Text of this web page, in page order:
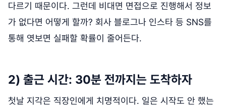
다르기 때문이다. 그런데 비대면 면접으로 진행해서 정보
가 없다면 어떻게 할까? 회사 블로그나 인스타 등 SNS를
통해 엿보면 실패할 확률이 줄어든다.
2) 출근 시간: 30분 전까지는 도착하자
첫날 지각은 직장인에게 치명적이다. 일은 시작도 안 했는